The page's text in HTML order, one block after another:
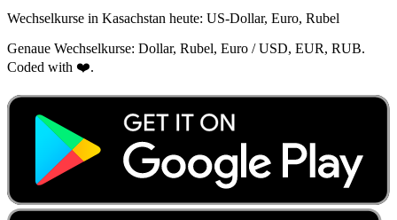
Wechselkurse in Kasachstan heute: US‑Dollar, Euro, Rubel
Genaue Wechselkurse: Dollar, Rubel, Euro / USD, EUR, RUB.
Coded with ❤️.